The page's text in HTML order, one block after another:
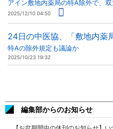
アイン敷地内薬局の特A除外で、
2025/12/10 04:50
24日の中医協、「敷地内薬
特Aの除外規定も議論か
2025/10/23 19:32
編集部からのお知らせ